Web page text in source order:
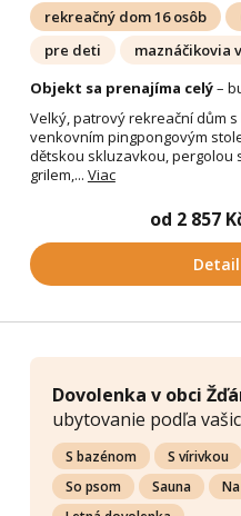
rekreačný dom 16 osôb
pre deti
maznáčikovia
Objekt sa prenajíma celý–
Velký, patrový rekreační dům
venkovním pingpongovým
dětskou skluzavkou, pergolou
grilem,... Viac
od 2 857
Dovolenka v obci
ubytovanie podľa
S bazénom S vírivkou
So psom
Sauna